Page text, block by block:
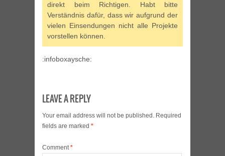
direkt beim Richtigen. Habt bitte
Verständnis dafür, dass wir aufgrund der
vielen Einsendungen nicht alle Projekte
vorstellen können.
:infoboxaysche:
LEAVE A REPLY
Your email address will not be published. Required
fields are marked *
Comment*